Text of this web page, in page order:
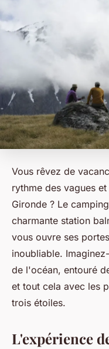
Vous rêvez de
rythme des vagues
Gironde ? Le
charmante station
vous ouvre ses
inoubliable.
de l'océan, entouré
et tout cela avec les
trois étoiles.
L'expérience